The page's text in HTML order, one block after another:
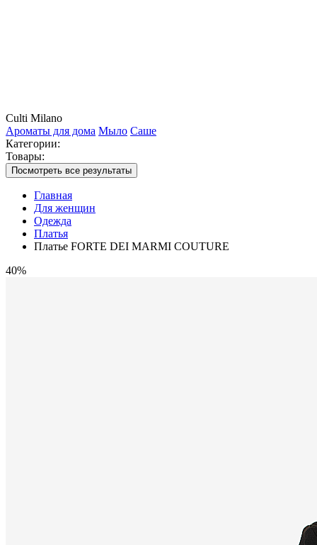
Culti Milano
Ароматы для дома Мыло Саше
Категории:
Товары:
Посмотреть все результаты
Главная
Для женщин
Одежда
Платья
Платье FORTE DEI MARMI COUTURE
40%